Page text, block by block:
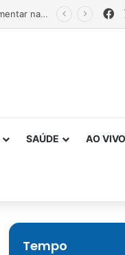
Estado fortalece creches comunitárias com equipamentos para ampliar a segurança alimentar na primeira infância
SAÚDE AO VIVO
Tempo